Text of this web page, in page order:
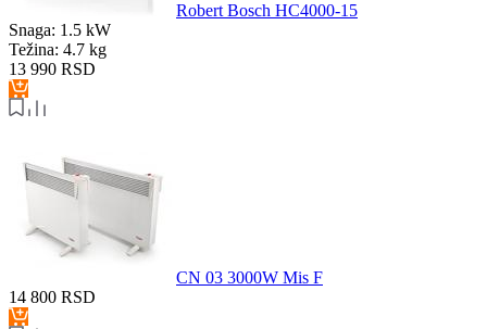
Robert Bosch HC4000-15
Snaga: 1.5 kW
Težina: 4.7 kg
13 990 RSD
CN 03 3000W Mis F
14 800 RSD